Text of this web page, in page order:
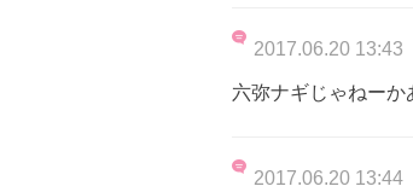
2017.06.20 13:43
六弥ナギじゃねー
2017.06.20 13:44